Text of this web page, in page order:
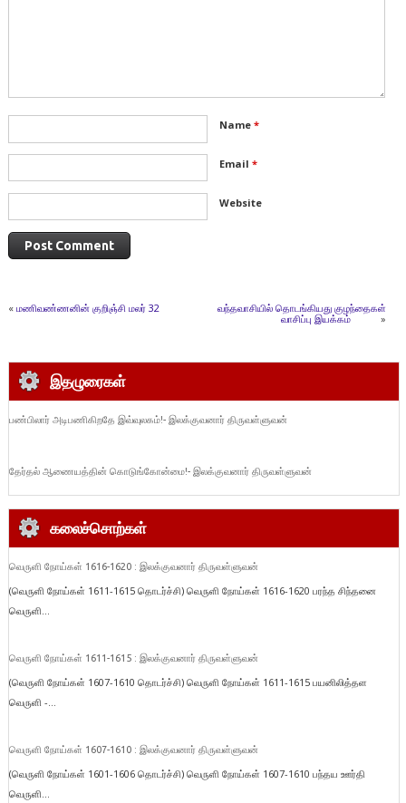
Name *
Email *
Website
« மணிவண்ணனின் குறிஞ்சி மலர் 32
வந்தவாசியில் தொடங்கியது குழந்தைகள்
வாசிப்பு இயக்கம்
»
இதழுரைகள்
பண்பிலார் அடிபணிகிறதே இவ்வுலகம்!- இலக்குவனார் திருவள்ளுவன்
தேர்தல் ஆணையத்தின் கொடுங்கோன்மை!- இலக்குவனார் திருவள்ளுவன்
கலைச்சொற்கள்
வெருளி நோய்கள் 1616-1620 : இலக்குவனார் திருவள்ளுவன்
(வெருளி நோய்கள் 1611-1615 தொடர்ச்சி) வெருளி நோய்கள் 1616-1620 பரந்த சிந்தனை
வெருளி...
வெருளி நோய்கள் 1611-1615 : இலக்குவனார் திருவள்ளுவன்
(வெருளி நோய்கள் 1607-1610 தொடர்ச்சி) வெருளி நோய்கள் 1611-1615 பயனிலித்தள
வெருளி -...
வெருளி நோய்கள் 1607-1610 : இலக்குவனார் திருவள்ளுவன்
(வெருளி நோய்கள் 1601-1606 தொடர்ச்சி) வெருளி நோய்கள் 1607-1610 பந்தய ஊர்தி
வெருளி...